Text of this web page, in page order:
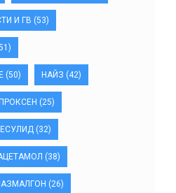
И ГВ (53)
(50) НАЙЗ (42)
(25)
(32)
(38)
(26)